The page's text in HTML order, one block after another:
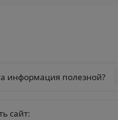
информация полезной?
сайт: